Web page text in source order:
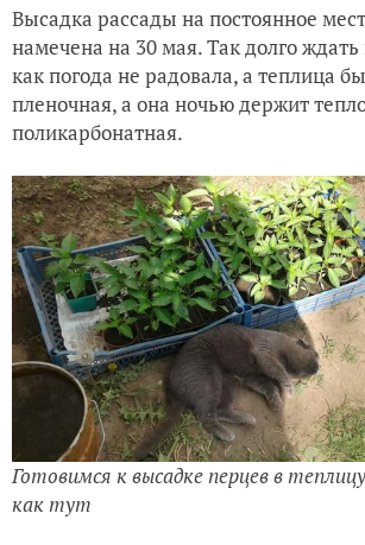
Высадка рассады на постоянное
намечена на 30 мая. Так долго
как погода не радовала, а теплица
пленочная, а она ночью держит
поликарбонатная.
Готовимся к высадке перцев в
как тут